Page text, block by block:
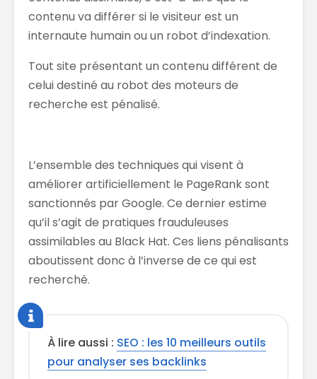
contenu va différer si le visiteur est un
internaute humain ou un robot d’indexation.
Tout site présentant un contenu différent de
celui destiné au robot des moteurs de
recherche est pénalisé.
L’ensemble des techniques qui visent à
améliorer artificiellement le PageRank sont
sanctionnés par Google. Ce dernier estime
qu’il s’agit de pratiques frauduleuses
assimilables au Black Hat. Ces liens pénalisants
aboutissent donc à l’inverse de ce qui est
recherché.
À lire aussi : SEO : les 10 meilleurs outils
pour analyser ses backlinks